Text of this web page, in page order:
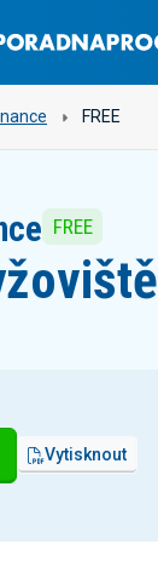
FREE
FREE
Vytisknout